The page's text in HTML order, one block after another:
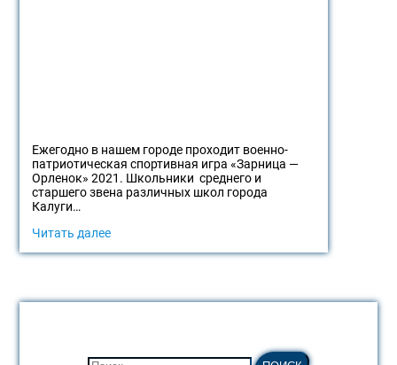
Ежегодно в нашем городе проходит военно-
патриотическая спортивная игра «Зарница —
Орленок» 2021. Школьники среднего и
старшего звена различных школ города
Калуги…
Читать далее